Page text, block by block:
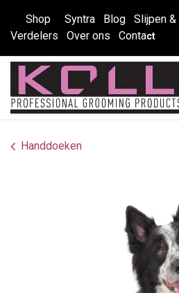
Shop Syntra Blog Slijpen
Verdelers
Over ons Contact
Handdoeken